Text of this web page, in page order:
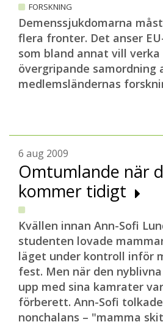
FORSKNING
Demenssjukdomarna
flera fronter. Det anser
som bland annat vill
övergripande samordning
medlemsländernas
6 aug 2009
Omtumlande när
kommer tidigt
Kvällen innan Ann-Sofi
studenten lovade
läget under kontroll inför
fest. Men när den
upp med sina kamrater
förberett. Ann-Sofi
nonchalans – "mamma